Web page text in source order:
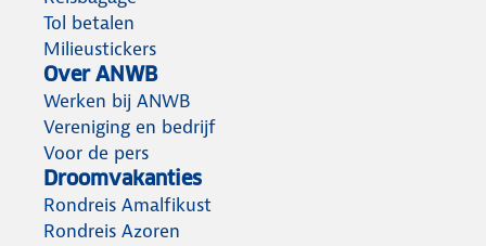
Tol betalen
Milieustickers
Over ANWB
Werken bij ANWB
Vereniging en bedrijf
Voor de pers
Droomvakanties
Rondreis Amalfikust
Rondreis Azoren